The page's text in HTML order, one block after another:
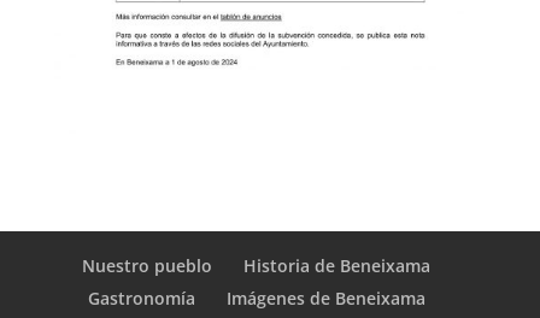
Nuestro pueblo
Historia de Beneixama
Gastronomía
Imágenes de Beneixama